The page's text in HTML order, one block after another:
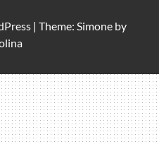
| Theme: Simone by